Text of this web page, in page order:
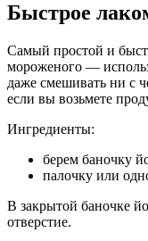
Быстрое
Самый простой и
мороженого —
даже смешивать ни с
если вы возьмете
Ингредиенты:
берем баночку
палочку или
В закрытой баночке
отверстие.